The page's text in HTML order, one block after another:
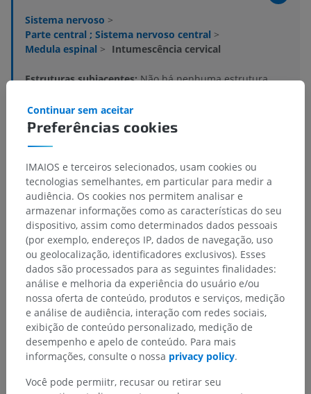
Sistema nervoso >
Parte central ; Sistema nervoso central >
Medula espinal > Intumescência cervical
Estruturas subjacentes:Não há nenhuma estrutura
Anatomia comparativa em humanos
Traduções
Encontrou um erro?
Não hesite em nos sugerir uma correção, tradução ou
melhora de conteúdo.
Relatar um problema
Preferências cookies
Continuar sem aceitar
IMAIOS e terceiros selecionados, usam cookies ou
tecnologias semelhantes, em particular para medir a
audiência. Os cookies nos permitem analisar e
armazenar informações como as características do seu
dispositivo, assim como determinados dados pessoais
(por exemplo, endereços IP, dados de navegação, uso
ou geolocalização, identificadores exclusivos). Esses
dados são processados para as seguintes finalidades:
análise e melhoria da experiência do usuário e/ou
nossa oferta de conteúdo, produtos e serviços, medição
e análise de audiência, interação com redes sociais,
exibição de conteúdo personalizado, medição de
desempenho e apelo de conteúdo. Para mais
informações, consulte o nossa privacy policy.
Você pode permiitr, recusar ou retirar seu